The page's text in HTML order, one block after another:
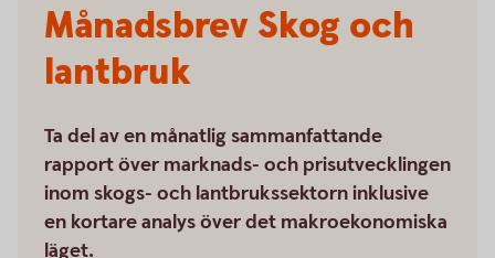
Månadsbrev Skog och
lantbruk
Ta del av en månatlig sammanfattande
rapport över marknads- och prisutvecklingen
inom skogs- och lantbrukssektorn inklusive
en kortare analys över det makroekonomiska
läget.